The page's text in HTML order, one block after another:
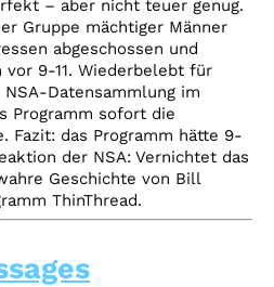
– aber nicht teuer genug.
Gruppe mächtiger Männer
abgeschossen und
vor 9-11. Wiederbelebt für
Datensammlung im
Programm sofort die
Fazit: das Programm hätte 9-
der NSA: Vernichtet das
Geschichte von Bill
ThinThread.